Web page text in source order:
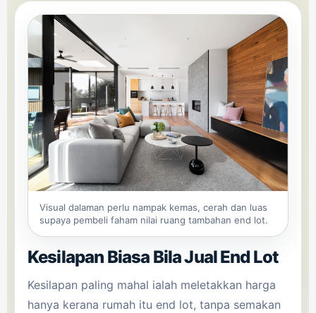
Visual dalaman perlu nampak kemas, cerah dan luas
supaya pembeli faham nilai ruang tambahan end lot.
Kesilapan Biasa Bila Jual End Lot
Kesilapan paling mahal ialah meletakkan harga
hanya kerana rumah itu end lot, tanpa semakan